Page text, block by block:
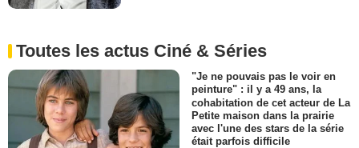
Toutes les actus Ciné & Séries
"Je ne pouvais pas le voir en
peinture" : il y a 49 ans, la
cohabitation de cet acteur de La
Petite maison dans la prairie
avec l'une des stars de la série
était parfois difficile